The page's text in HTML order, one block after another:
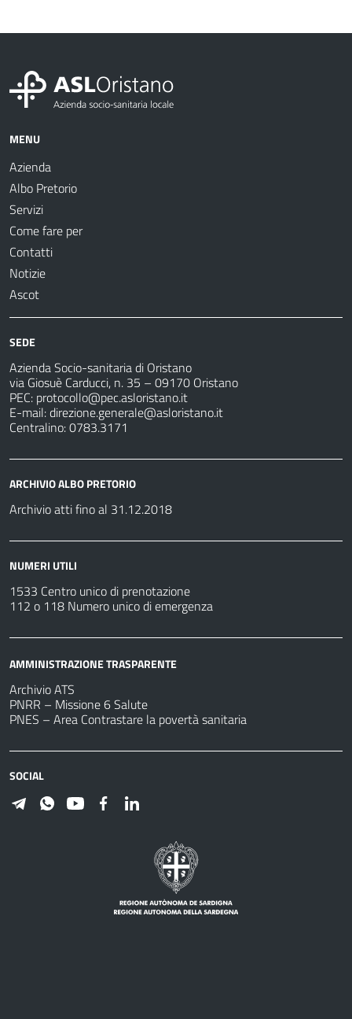
MENU
Azienda
Albo Pretorio
Servizi
Come fare per
Contatti
Notizie
Ascot
SEDE
Azienda Socio-sanitaria di Oristano
via Giosuè Carducci, n. 35 – 09170 Oristano
PEC: protocollo@pec.asloristano.it
E-mail:direzione.generale@asloristano.it
Centralino: 0783.3171
ARCHIVIO ALBO PRETORIO
Archivio atti fino al 31.12.2018
NUMERI UTILI
1533 Centro unico di prenotazione
112 o 118 Numero unico di emergenza
AMMINISTRAZIONE TRASPARENTE
Archivio ATS
PNRR – Missione 6 Salute
PNES – Area Contrastare la povertà sanitaria
SOCIAL